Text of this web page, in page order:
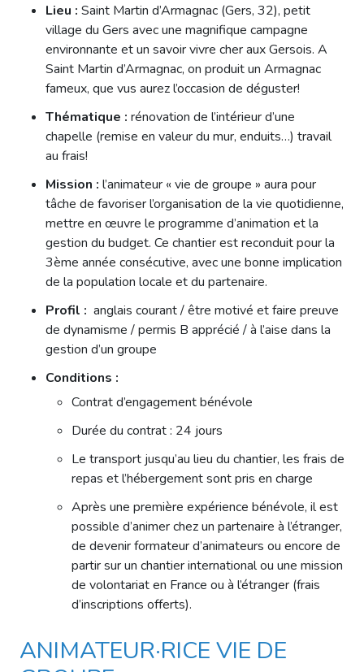
Lieu : Saint Martin d’Armagnac (Gers, 32), petit
village du Gers avec une magnifique campagne
environnante et un savoir vivre cher aux Gersois. A
Saint Martin d’Armagnac, on produit un Armagnac
fameux, que vus aurez l’occasion de déguster!
Thématique : rénovation de l’intérieur d’une
chapelle (remise en valeur du mur, enduits…) travail
au frais!
Mission : l’animateur « vie de groupe » aura pour
tâche de favoriser l’organisation de la vie quotidienne,
mettre en œuvre le programme d’animation et la
gestion du budget. Ce chantier est reconduit pour la
3ème année consécutive, avec une bonne implication
de la population locale et du partenaire.
Profil : anglais courant / être motivé et faire preuve
de dynamisme / permis B apprécié / à l’aise dans la
gestion d’un groupe
Conditions :
Contrat d’engagement bénévole
Durée du contrat : 24 jours
Le transport jusqu’au lieu du chantier, les frais de
repas et l’hébergement sont pris en charge
Après une première expérience bénévole, il est
possible d’animer chez un partenaire à l’étranger,
de devenir formateur d’animateurs ou encore de
partir sur un chantier international ou une mission
de volontariat en France ou à l’étranger (frais
d’inscriptions offerts).
ANIMATEUR·RICE VIE DE